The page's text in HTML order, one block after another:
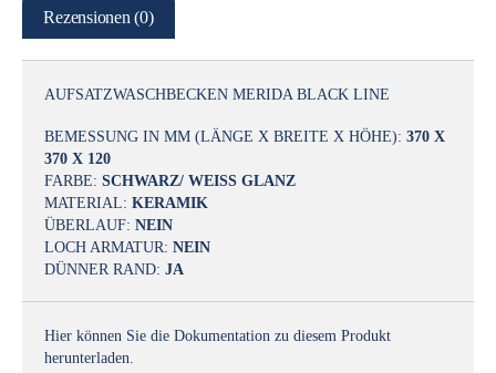
Rezensionen (0)
AUFSATZWASCHBECKEN MERIDA BLACK LINE
BEMESSUNG IN MM (LÄNGE X BREITE X HÖHE): 370 X
370 X 120
FARBE: SCHWARZ/ WEISS GLANZ
MATERIAL: KERAMIK
ÜBERLAUF: NEIN
LOCH ARMATUR: NEIN
DÜNNER RAND: JA
Hier können Sie die Dokumentation zu diesem Produkt
herunterladen.